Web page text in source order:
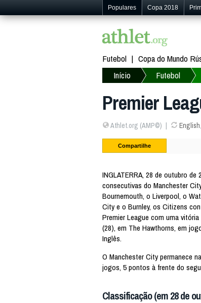
Populares Copa 2018
Futebol Copa do Mundo
Início
Futebol
Premier
Athlet.org (AMP©) English,
Compartilhe
INGLATERRA, 28 de outubro
consecutivas do Manchester
Bournemouth, o Liverpool, o
City e o Burnley, os Citizens
Premier League com uma
(28), em The Hawthorns, em
Inglês.
O Manchester City permanece
jogos, 5 pontos à frente do
Classificação (em 28 de